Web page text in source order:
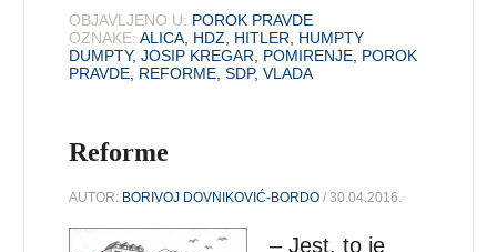
OBJAVLJENO U: POROK PRAVDE
OZNAKE: ALICA HDZ HITLER
HUMPTY
DUMPTY,JOSIP KREGAR POMIRENJE POROK
PRAVDE REFORME ,SDP,VLADA
Reforme
AUTOR: BORIVOJ DOVNIKOVIĆ-BORDO / 30.04.2016.
– Jest, to je